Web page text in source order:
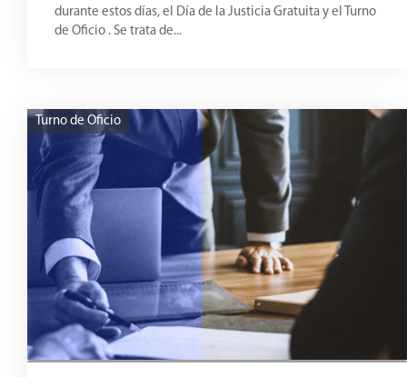
durante estos días, el Día de la Justicia Gratuita y el Turno
de Oficio . Se trata de...
Turno de Oficio